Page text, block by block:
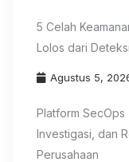
5 Celah
Lolos dari
Agustus 5,
Platform SecOps
Investigasi, dan
Perusahaan